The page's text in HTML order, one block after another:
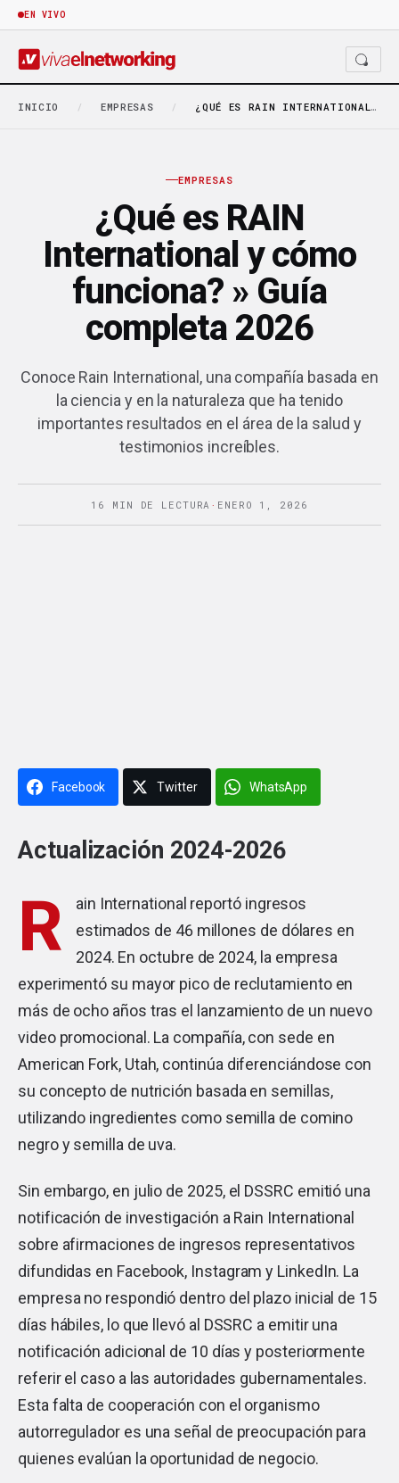
EN VIVO
INICIO / EMPRESAS / ¿QUÉ ES RAIN INTERNATIONAL Y CÓMO FUNCIONA? »…
EMPRESAS
¿Qué es RAIN
International y cómo
funciona? » Guía
completa 2026
Conoce Rain International, una compañía basada en
la ciencia y en la naturaleza que ha tenido
importantes resultados en el área de la salud y
testimonios increíbles.
16 MIN DE LECTURA · ENERO 1, 2026
Facebook Twitter WhatsApp
Actualización 2024-2026
R
ain International reportó ingresos
estimados de 46 millones de dólares en
2024. En octubre de 2024, la empresa
experimentó su mayor pico de reclutamiento en
más de ocho años tras el lanzamiento de un nuevo
video promocional. La compañía, con sede en
American Fork, Utah, continúa diferenciándose con
su concepto de nutrición basada en semillas,
utilizando ingredientes como semilla de comino
negro y semilla de uva.
Sin embargo, en julio de 2025, el DSSRC emitió una
notificación de investigación a Rain International
sobre afirmaciones de ingresos representativos
difundidas en Facebook, Instagram y LinkedIn. La
empresa no respondió dentro del plazo inicial de 15
días hábiles, lo que llevó al DSSRC a emitir una
notificación adicional de 10 días y posteriormente
referir el caso a las autoridades gubernamentales.
Esta falta de cooperación con el organismo
autorregulador es una señal de preocupación para
quienes evalúan la oportunidad de negocio.